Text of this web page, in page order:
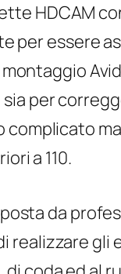
HDCAM
per essere
per
complicato
a 110.
da
realizzare gli